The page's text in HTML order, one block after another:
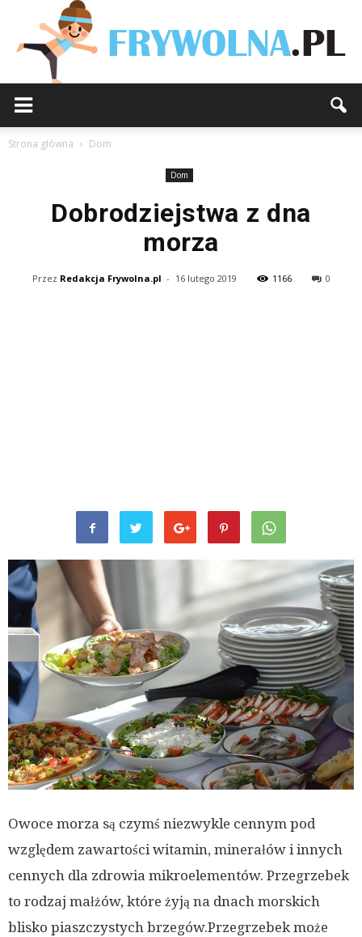
Strona główna Dom
Dom
Dobrodziejstwa z dna
morza
Przez Redakcja Frywolna.pl - 16 lutego 2019 1166 0
Owoce morza są czymś niezwykle cennym pod
względem zawartości witamin, minerałów i innych
cennych dla zdrowia mikroelementów. Przegrzebek
to rodzaj małżów, które żyją na dnach morskich
blisko piaszczystych brzegów.Przegrzebek może